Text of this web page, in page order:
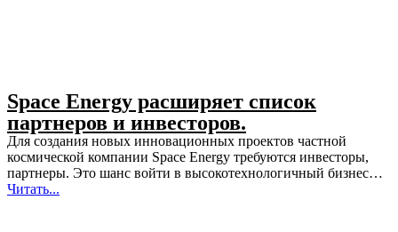
Space Energy расширяет список
партнеров и инвесторов.
Для создания новых инновационных проектов частной
космической компании Space Energy требуются инвесторы,
партнеры. Это шанс войти в высокотехнологичный бизнес…
Читать...